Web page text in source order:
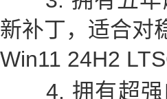
新补丁，适合对
Win11 24H2
4. 拥有超强